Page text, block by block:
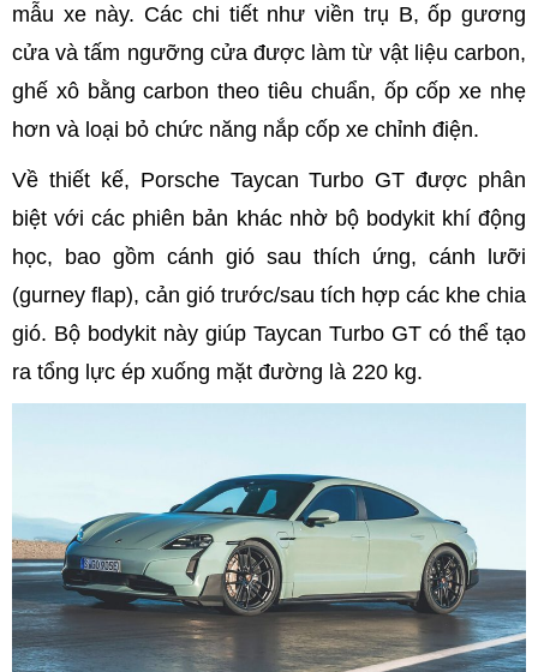
mẫu xe này. Các chi tiết như viền trụ B, ốp gương
cửa và tấm ngưỡng cửa được làm từ vật liệu carbon,
ghế xô bằng carbon theo tiêu chuẩn, ốp cốp xe nhẹ
hơn và loại bỏ chức năng nắp cốp xe chỉnh điện.
Về thiết kế, Porsche Taycan Turbo GT được phân
biệt với các phiên bản khác nhờ bộ bodykit khí động
học, bao gồm cánh gió sau thích ứng, cánh lưỡi
(gurney flap), cản gió trước/sau tích hợp các khe chia
gió. Bộ bodykit này giúp Taycan Turbo GT có thể tạo
ra tổng lực ép xuống mặt đường là 220 kg.